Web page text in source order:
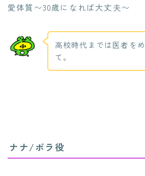
愛体質〜30歳になれば大丈夫〜
高校時代までは医者を
て。
ナナ/ボラ役